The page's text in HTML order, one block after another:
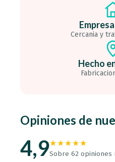
Cercania y
Hecho
Opiniones de
4,9★★★★★
Sobre 62 opiniones